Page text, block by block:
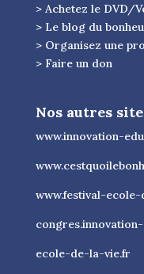
> Achetez le DVD/
> Le blog du
> Organisez une
> Faire un don
Nos autres
www.innovation-
www.festival-
ecole-de-la-vie.fr